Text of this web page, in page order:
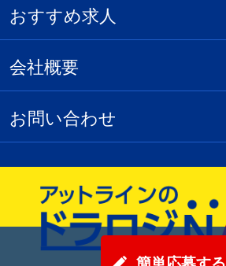
おすすめ求人
会社概要
お問い合わせ